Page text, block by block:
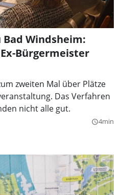
Windsheim:
Bürgermeister
zweiten Mal über Plätze
Das Verfahren
nicht alle gut.
query_builder4min